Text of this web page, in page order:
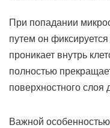
При попадании
путем он
проникает внутрь
полностью
поверхностного слоя
Важной